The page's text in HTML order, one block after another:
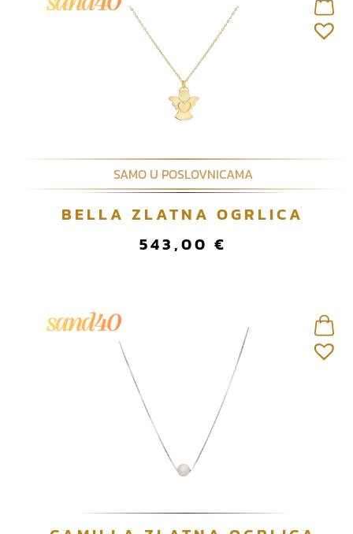
SAMO U POSLOVNICAMA
BELLA ZLATNA OGRLICA
543,00 €